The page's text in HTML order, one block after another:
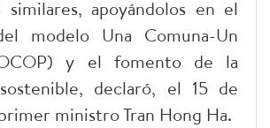
similares, apoyándolos en el
modelo Una Comuna-Un
y el fomento de la
declaró, el 15 de
ministro Tran Hong Ha.